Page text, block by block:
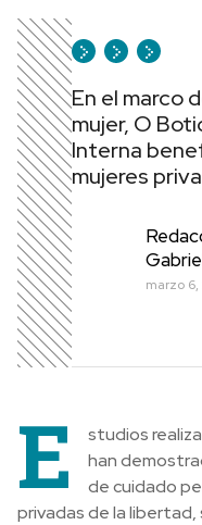
En el marco
mujer, O
Interna
mujeres
marzo
E
studios
han
de cuidado
privadas de la